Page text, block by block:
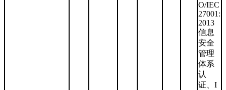
O/IEC
27001:
2013
信息
安全
管理
体系
认
证、I